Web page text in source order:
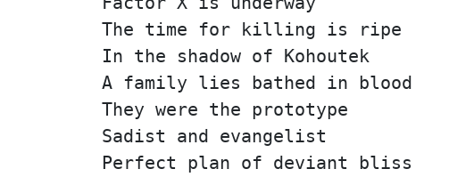
The time for killing is ripe
In the shadow of Kohoutek
A family lies bathed in blood
They were the prototype
Sadist and evangelist
Perfect plan of deviant bliss